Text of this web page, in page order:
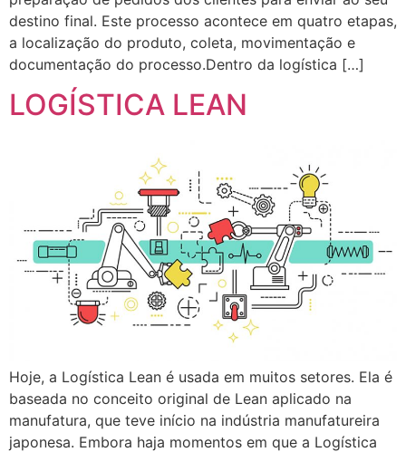
destino final. Este processo acontece em quatro etapas,
a localização do produto, coleta, movimentação e
documentação do processo.Dentro da logística […]
LOGÍSTICA LEAN
Hoje, a Logística Lean é usada em muitos setores. Ela é
baseada no conceito original de Lean aplicado na
manufatura, que teve início na indústria manufatureira
japonesa. Embora haja momentos em que a Logística